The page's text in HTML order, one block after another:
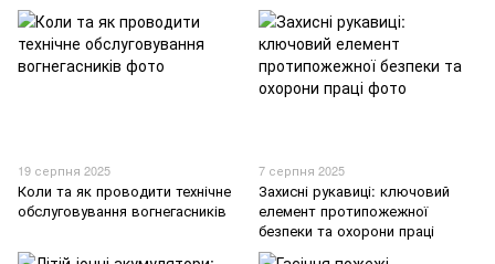
19 серпня 2025
Коли та як проводити технічне
обслуговування вогнегасників
7 серпня 2025
Захисні рукавиці: ключовий
елемент протипожежної
безпеки та охорони праці